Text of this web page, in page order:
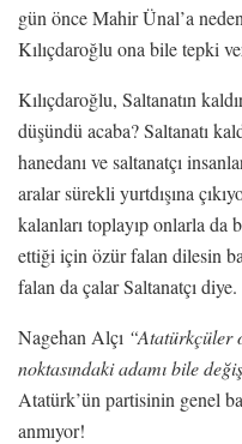
gün önce Mahir Ünal’a
Kılıçdaroğlu ona bile tepki
Kılıçdaroğlu, Saltanatın
düşündü acaba? Saltanatı
hanedanı ve saltanatçı
aralar sürekli yurtdışına
kalanları toplayıp onlarla da
ettiği için özür falan dilesin
falan da çalar Saltanatçı diye.
Nagehan Alçı “Atatürkçüler
noktasındaki adamı bile
Atatürk’ün partisinin genel
anmıyor!